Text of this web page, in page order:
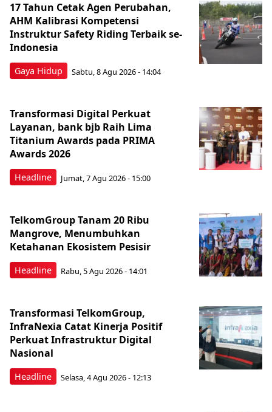
Gaya Hidup
17 Tahun Cetak Agen Perubahan,
AHM Kalibrasi Kompetensi
Instruktur Safety Riding Terbaik se-
Indonesia
Sabtu, 8 Agu 2026 - 14:04
Headline
Transformasi Digital Perkuat
Layanan, bank bjb Raih Lima
Titanium Awards pada PRIMA
Awards 2026
Jumat, 7 Agu 2026 - 15:00
Headline
TelkomGroup Tanam 20 Ribu
Mangrove, Menumbuhkan
Ketahanan Ekosistem Pesisir
Rabu, 5 Agu 2026 - 14:01
Headline
Transformasi TelkomGroup,
InfraNexia Catat Kinerja Positif
Perkuat Infrastruktur Digital
Nasional
Selasa, 4 Agu 2026 - 12:13